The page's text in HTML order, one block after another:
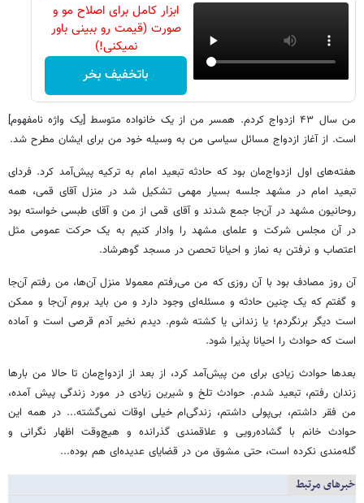
ابزار کامل برای اصلاح مو و
صورت (قیمت رو ببینی باور
نمیکنی!)
باتخفیف بخر
من سال ۴۳ ازدواج کردم. همسر من از یک خانواده متوسط [یک واژه نامفهوم]
است. از آغاز ازدواج مسائل سیاسی من به وسیله خود من برای ایشان مطرح شد.
هفته‌های اول ازدواج‌مان بود که حادثه تبعید امام به ترکیه پیش‌آمد کرد. فردای
تبعید امام در مشهد جلسه بسیار مهمی تشکیل شد در منزل آقای قمی، همه
روحانیون مشهد در آن‌جا جمع شدند و آقای قمی از من و آقای طبسی خواسته بود
در آن مجلس شرکت و علمای مشهد را وادار کنیم به یک حرکت عمومی مثل
اعتصاب و نرفتن به نماز و احیانا تحصن در مسجد گوهرشاد.
آن روز مصادف بود با آن روزی که من می‌رفتم معمولا منزل آن‌ها، من رفتم آن‌جا
و گفتم که یک چنین حادثه و مسئله‌ای وجود دارد و من باید بروم آن‌جا و ممکن
است دیگر برنگردم؛ یا زندانی یا کشته شوم. دیدم نخیر آدم قرصی است و آماده
است که حوادث را احیانا پذیرا شود.
بعدها حوادث زیادی برای من پیش‌آمد کرد، از بعد از ازدواج‌مان تا حالا من بارها
زندان رفتم، تبعید شدم. حوادث تلخ و شیرین زیادی در مورد زندگی پیش آمده،
من فقر داشتم، بی‌پولی داشتم، زندگی‌ام خیلی اوقات نمی‌گشته... در همه این
حوادث خانم با گشاده‌رویی و علاقمندی گذرانده و هیچ‌وقت اظهار نگرانی و
گله‌مندی نکرده است، حتی مشوق من در قضایای عدیده‌ای هم بوده...
خبرهای مرتبط